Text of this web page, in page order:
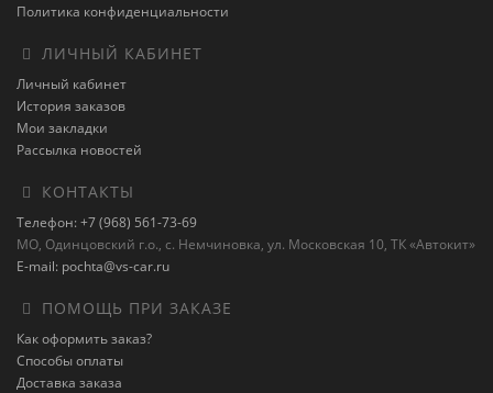
Политика конфиденциальности
ЛИЧНЫЙ КАБИНЕТ
Личный кабинет
История заказов
Мои закладки
Рассылка новостей
КОНТАКТЫ
Телефон: +7 (968) 561-73-69
МО, Одинцовский г.о., с. Немчиновка, ул. Московская 10, ТК «Автокит»
E-mail: pochta@vs-car.ru
ПОМОЩЬ ПРИ ЗАКАЗЕ
Как оформить заказ?
Способы оплаты
Доставка заказа